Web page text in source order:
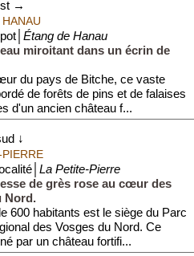
→
Étang de Hanau
miroitant dans un écrin de
du pays de Bitche, ce vaste
de forêts de pins et de falaises
d'un ancien château f...
↓
La Petite-Pierre
de grès rose au cœur des
Nord.
600 habitants est le siège du Parc
des Vosges du Nord. Ce
par un château fortifi...